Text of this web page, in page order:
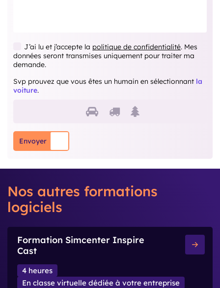
J’ai lu et j’accepte la politique de confidentialité. Mes
données seront transmises uniquement pour traiter ma
demande.
Svp prouvez que vous êtes un humain en sélectionnant la
voiture.
Svp prouvez que vous
Envoyer
Nos autres formations
logiciels
Formation Simcenter Inspire
Cast
4 heures
En classe virtuelle dédiée à votre entreprise